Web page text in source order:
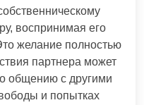
воспринимая его
желание полностью
партнера может
общению с другими
и попытках